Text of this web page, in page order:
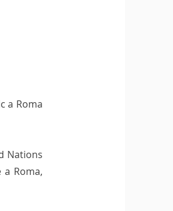
a Roma
Nations
Roma,